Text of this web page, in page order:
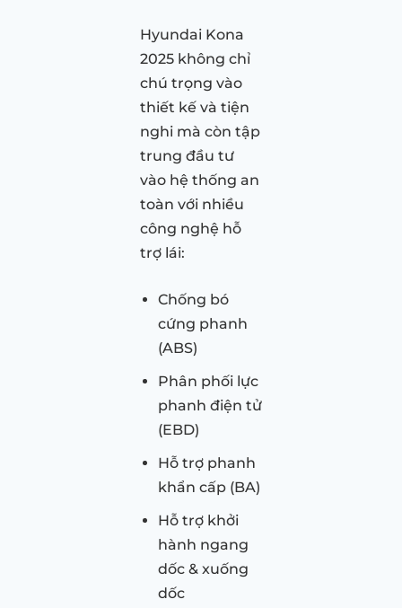
Hyundai Kona
2025 không chỉ
chú trọng vào
thiết kế và tiện
nghi mà còn tập
trung đầu tư
vào hệ thống an
toàn với nhiều
công nghệ hỗ
trợ lái:
Chống bó
cứng phanh
(ABS)
Phân phối lực
phanh điện tử
(EBD)
Hỗ trợ phanh
khẩn cấp (BA)
Hỗ trợ khởi
hành ngang
dốc & xuống
dốc